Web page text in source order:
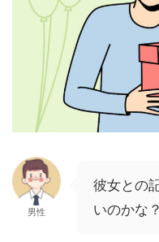
男性
彼女との
いのかな？